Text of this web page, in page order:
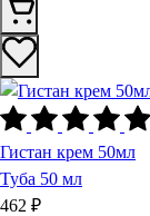
Гистан кpем 50мл
Туба 50 мл
462 ₽